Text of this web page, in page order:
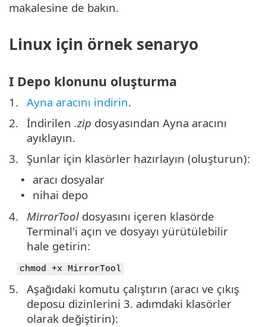
makalesine de bakın.
Linux için örnek senaryo
I Depo klonunu oluşturma
1. Ayna aracını indirin.
2. İndirilen .zip dosyasından Ayna aracını
ayıklayın.
3.
Şunlar için klasörler hazırlayın (oluşturun):
• aracı dosyalar
•
nihai depo
4. MirrorTool dosyasını içeren klasörde
Terminal'i açın ve dosyayı yürütülebilir
hale getirin:
chmod +x MirrorTool
5. Aşağıdaki komutu çalıştırın (aracı ve çıkış
deposu dizinlerini 3. adımdaki klasörler
olarak değiştirin):